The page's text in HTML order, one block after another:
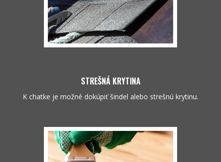
STREŠNÁ KRYTINA
K chatke je možné dokúpiť šindel alebo strešnú krytinu.